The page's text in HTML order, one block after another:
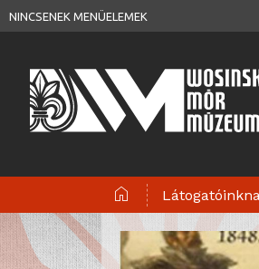
NINCSENEK MENÜELEMEK
home